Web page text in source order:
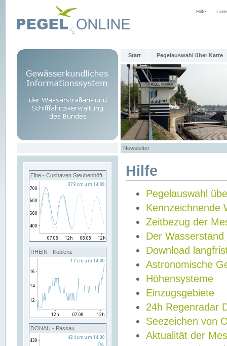
Hilfe
Start Pegelauswahl über Karte
Newsletter
Elbe - Cuxhaven Steubenhöft
RHEIN - Koblenz
DONAU - Passau
Hilfe
Pegelauswahl
Kennzeichnende
Zeitbezug der
Der Wasserstand
Download
Astronomische
Höhensysteme
Einzugsgebiete
24h Regenradar
Seezeichen von
Aktualität der